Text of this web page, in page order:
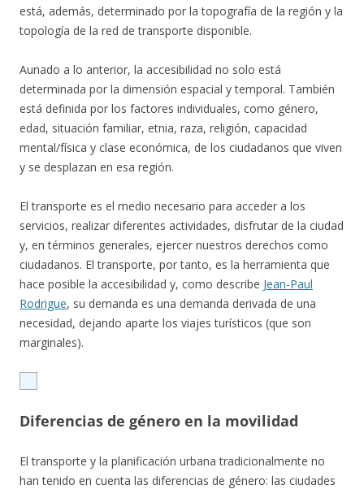
está, además, determinado por la topografía de la región y la
topología de la red de transporte disponible.
Aunado a lo anterior, la accesibilidad no solo está
determinada por la dimensión espacial y temporal. También
está definida por los factores individuales, como género,
edad, situación familiar, etnia, raza, religión, capacidad
mental/física y clase económica, de los ciudadanos que viven
y se desplazan en esa región.
El transporte es el medio necesario para acceder a los
servicios, realizar diferentes actividades, disfrutar de la ciudad
y, en términos generales, ejercer nuestros derechos como
ciudadanos. El transporte, por tanto, es la herramienta que
hace posible la accesibilidad y, como describe Jean-Paul
Rodrigue, su demanda es una demanda derivada de una
necesidad, dejando aparte los viajes turísticos (que son
marginales).
Diferencias de género en la movilidad
El transporte y la planificación urbana tradicionalmente no
han tenido en cuenta las diferencias de género: las ciudades